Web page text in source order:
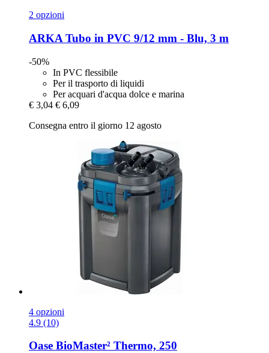
2 opzioni
ARKA Tubo in PVC 9/12 mm -​ Blu, 3 m
-50%
In PVC flessibile
Per il trasporto di liquidi
Per acquari d'acqua dolce e marina
€ 3,04 € 6,09
Consegna entro il giorno 12 agosto
4 opzioni
4.9 (10)
Oase BioMaster² Thermo, 250